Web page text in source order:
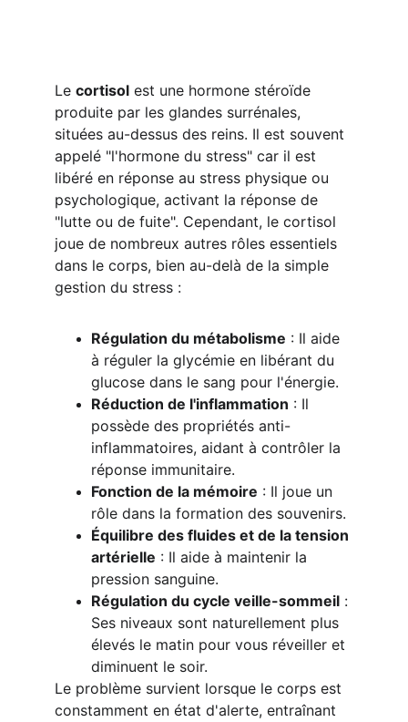
Le cortisol est une hormone stéroïde
produite par les glandes surrénales,
situées au-dessus des reins. Il est souvent
appelé "l'hormone du stress" car il est
libéré en réponse au stress physique ou
psychologique, activant la réponse de
"lutte ou de fuite". Cependant, le cortisol
joue de nombreux autres rôles essentiels
dans le corps, bien au-delà de la simple
gestion du stress :
Régulation du métabolisme : Il aide
à réguler la glycémie en libérant du
glucose dans le sang pour l'énergie.
Réduction de l'inflammation : Il
possède des propriétés anti-
inflammatoires, aidant à contrôler la
réponse immunitaire.
Fonction de la mémoire : Il joue un
rôle dans la formation des souvenirs.
Équilibre des fluides et de la tension
artérielle : Il aide à maintenir la
pression sanguine.
Régulation du cycle veille-sommeil :
Ses niveaux sont naturellement plus
élevés le matin pour vous réveiller et
diminuent le soir.
Le problème survient lorsque le corps est
constamment en état d'alerte, entraînant